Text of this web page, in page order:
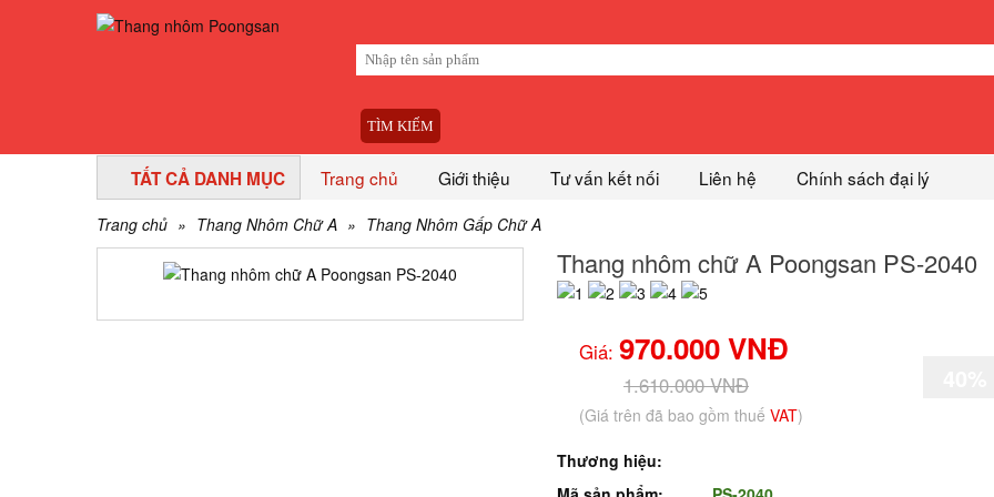
TÌM KIẾM
TẤT CẢ DANH MỤC Trang chủ Giới thiệu Tư vấn kết nối Liên hệ Chính sách đại lý
Trang chủ » Thang Nhôm Chữ A » Thang Nhôm Gấp Chữ A
Thang nhôm chữ A Poongsan PS-2040
Giá: 970.000 VNĐ
1.610.000 VNĐ
(Giá trên đã bao gồm thuế VAT)
Thương hiệu: